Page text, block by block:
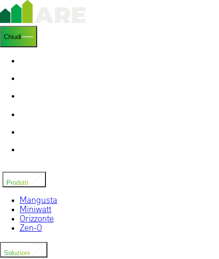
Chiudi
Prodotti
Mangusta
Miniwatt
Orizzonte
Zen-0
Soluzioni